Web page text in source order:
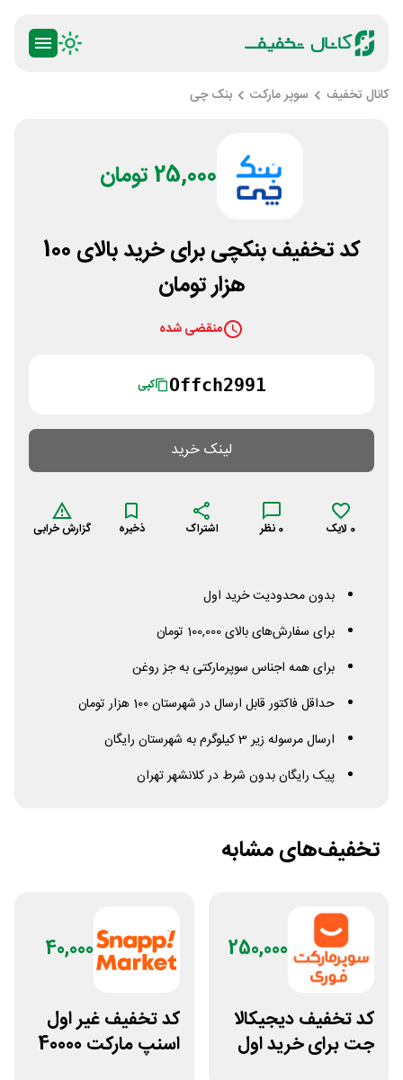
کانال تخفیف سوپر مارکت بنک چی
25,000 تومان
کد تخفیف بنکچی برای خرید بالای 100
هزار تومان
منقضی شده
Offch2991 کپی
لینک خرید
0 لایک 0 نظر اشتراک ذخیره گزارش خرابی
بدون محدودیت خرید اول
برای سفارش‌های بالای 100,000 تومان
برای همه اجناس سوپرمارکتی به جز روغن
حداقل فاکتور قابل ارسال در شهرستان 100 هزار تومان
ارسال مرسوله زیر 3 کیلوگرم به شهرستان رایگان
پیک رایگان بدون شرط در کلانشهر تهران
تخفیف‌های مشابه
250,000
کد تخفیف دیجیکالا
جت برای خرید اول
40,000
کد تخفیف غیر اول
اسنپ مارکت 40000